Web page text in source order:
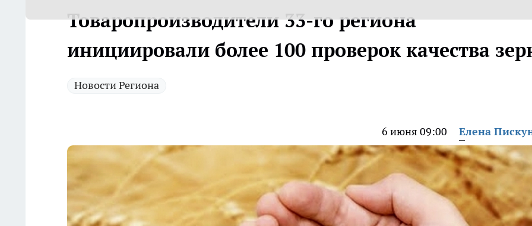
Товаропроизводители 33-го региона
инициировали более 100 проверок качества
Новости Региона
6 июня 09:00 Елена